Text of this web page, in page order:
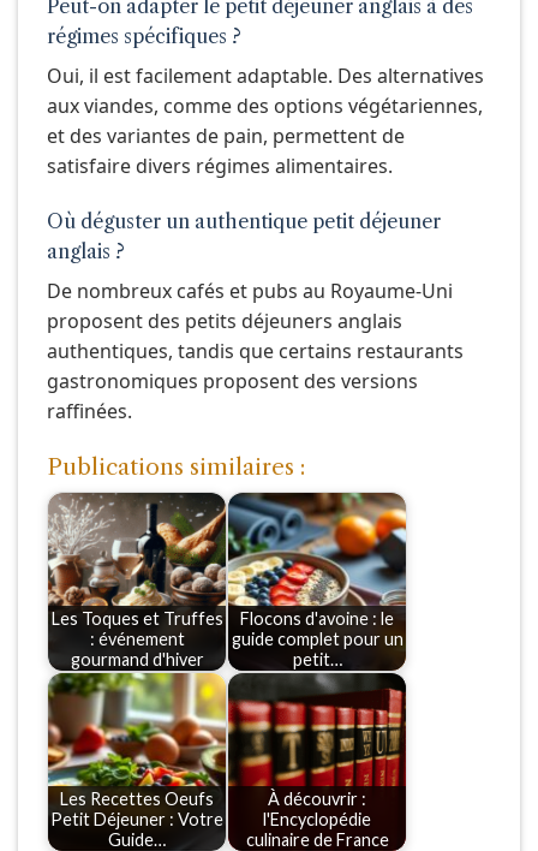
Peut-on adapter le petit déjeuner anglais à des
régimes spécifiques ?
Oui, il est facilement adaptable. Des alternatives
aux viandes, comme des options végétariennes,
et des variantes de pain, permettent de
satisfaire divers régimes alimentaires.
Où déguster un authentique petit déjeuner
anglais ?
De nombreux cafés et pubs au Royaume-Uni
proposent des petits déjeuners anglais
authentiques, tandis que certains restaurants
gastronomiques proposent des versions
raffinées.
Publications similaires :
Les Toques et Truffes
: événement
gourmand d'hiver
Flocons d'avoine : le
guide complet pour un
petit…
Les Recettes Oeufs
Petit Déjeuner : Votre
Guide…
À découvrir :
l'Encyclopédie
culinaire de France